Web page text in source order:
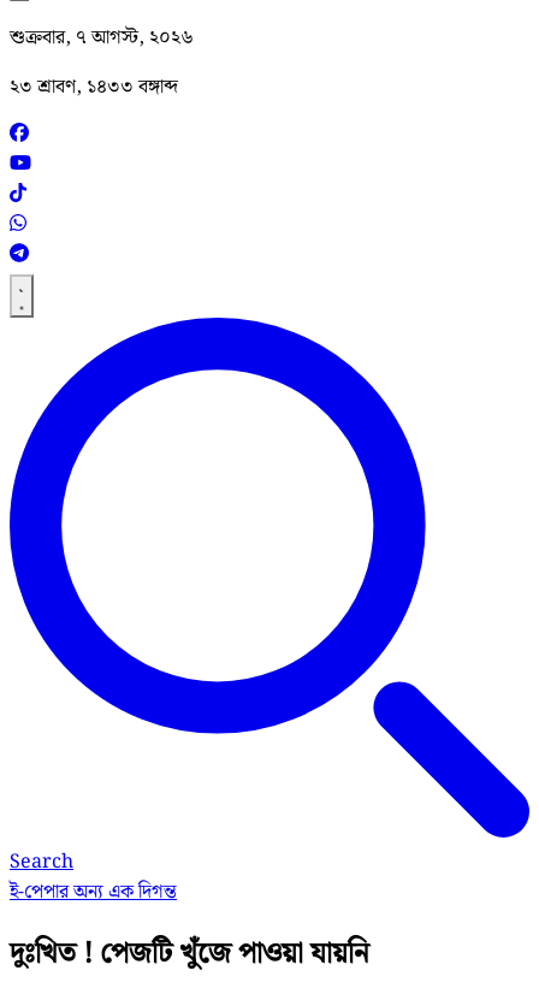
শুক্রবার, ৭ আগস্ট, ২০২৬
২৩ শ্রাবণ, ১৪৩৩ বঙ্গাব্দ
Search
ই-পেপারঅন্য এক দিগন্ত
দুঃখিত ! পেজটি খুঁজে পাওয়া যায়নি